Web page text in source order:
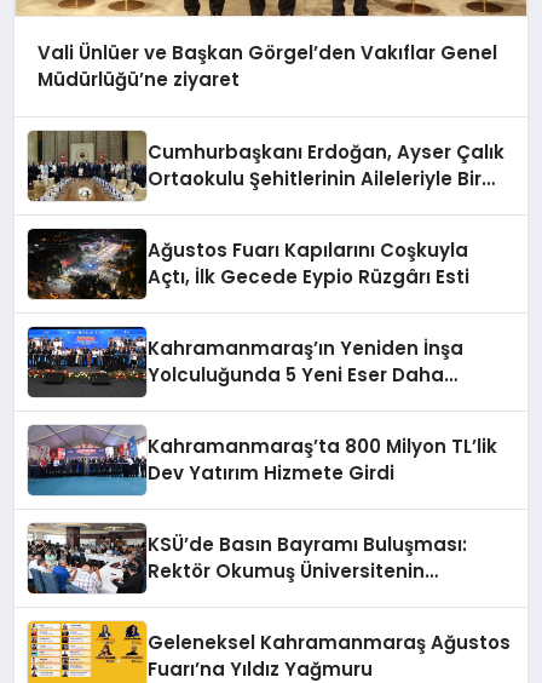
Vali Ünlüer ve Başkan Görgel’den Vakıflar Genel
Müdürlüğü’ne ziyaret
Cumhurbaşkanı Erdoğan, Ayser Çalık
Ortaokulu Şehitlerinin Aileleriyle Bir
Ağustos Fuarı Kapılarını Coşkuyla
Açtı, İlk Gecede Eypio Rüzgârı Esti
Kahramanmaraş’ın Yeniden İnşa
Yolculuğunda 5 Yeni Eser Daha
Kahramanmaraş’ta 800 Milyon TL’lik
Dev Yatırım Hizmete Girdi
KSÜ’de Basın Bayramı Buluşması:
Rektör Okumuş Üniversitenin
Geleneksel Kahramanmaraş Ağustos
Fuarı’na Yıldız Yağmuru